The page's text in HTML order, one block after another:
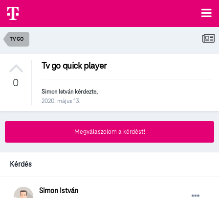
TV GO
0
Tv go quick player
Simon István kérdezte,
2020. május 13.
Megválaszolom a kérdést!
Kérdés
Simon István